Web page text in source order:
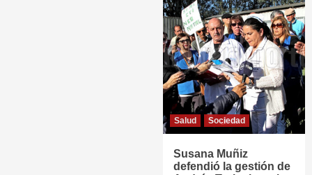
Salud Sociedad
Susana Muñiz
defendió la gestión de